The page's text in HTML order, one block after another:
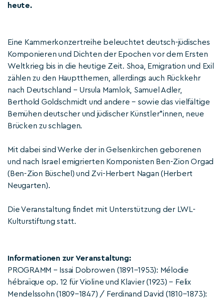
heute.
Eine Kammerkonzertreihe beleuchtet deutsch-jüdisches
Komponieren und Dichten der Epochen vor dem Ersten
Weltkrieg bis in die heutige Zeit. Shoa, Emigration und Exil
zählen zu den Hauptthemen, allerdings auch Rückkehr
nach Deutschland – Ursula Mamlok, Samuel Adler,
Berthold Goldschmidt und andere – sowie das vielfältige
Bemühen deutscher und jüdischer Künstler*innen, neue
Brücken zu schlagen.
Mit dabei sind Werke der in Gelsenkirchen geborenen
und nach Israel emigrierten Komponisten Ben-Zion Orgad
(Ben-Zion Büschel) und Zvi-Herbert Nagan (Herbert
Neugarten).
Die Veranstaltung findet mit Unterstützung der LWL-
Kulturstiftung statt.
Informationen zur Veranstaltung:
PROGRAMM – Issai Dobrowen (1891–1953): Mélodie
hébraïque op. 12 für Violine und Klavier (1923) – Felix
Mendelssohn (1809–1847) / Ferdinand David (1810–1873):